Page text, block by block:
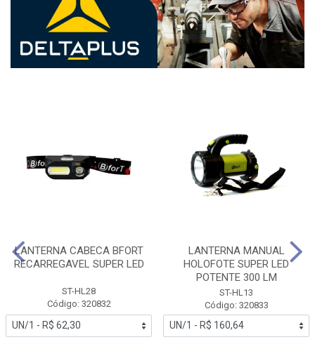
LANTERNA CABECA BFORT
RECARREGAVEL SUPER LED
ST-HL28
Código: 320832
LANTERNA MANUAL
HOLOFOTE SUPER LED
POTENTE 300 LM
ST-HL13
Código: 320833